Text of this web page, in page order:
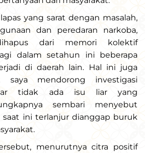
yang sarat dengan masalah,
dan peredaran narkoba,
dari memori kolektif
dalam setahun ini beberapa
di daerah lain. Hal ini juga
saya mendorong investigasi
tidak ada isu liar yang
sembari menyebut
saat ini terlanjur dianggap buruk
menurutnya citra positif